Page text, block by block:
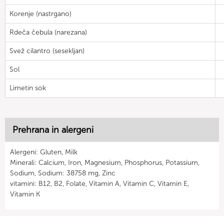
Korenje (nastrgano)
Rdeča čebula (narezana)
Svež cilantro (sesekljan)
Sol
Limetin sok
Prehrana in alergeni
Alergeni: Gluten, Milk
Minerali: Calcium, Iron, Magnesium, Phosphorus, Potassium,
Sodium, Sodium: 38758 mg, Zinc
vitamini: B12, B2, Folate, Vitamin A, Vitamin C, Vitamin E,
Vitamin K